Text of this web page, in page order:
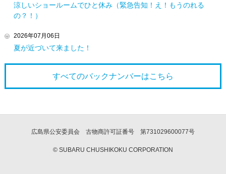
涼しいショールームでひと休み（緊急告知！え！もうのれる
の？！）
2026年07月06日
夏が近づいて来ました！
すべてのバックナンバーはこちら
広島県公安委員会 古物商許可証番号 第731029600077号
© SUBARU CHUSHIKOKU CORPORATION